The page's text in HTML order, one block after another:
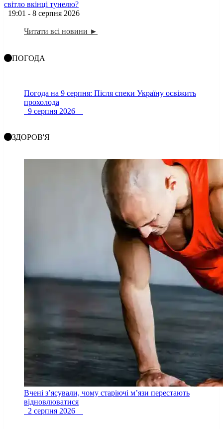
світло вкінці тунелю?
19:01 - 8 серпня 2026
Читати всі новини ►
ПОГОДА
Погода на 9 серпня: Після спеки Україну освіжить
прохолода
9 серпня 2026
ЗДОРОВ'Я
Вчені з’ясували, чому старіючі м’язи перестають
відновлюватися
2 серпня 2026